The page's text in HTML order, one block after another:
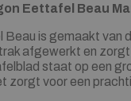
Eettafel Beau
is gemaakt van
afgewerkt en
staat op een
zorgt voor een